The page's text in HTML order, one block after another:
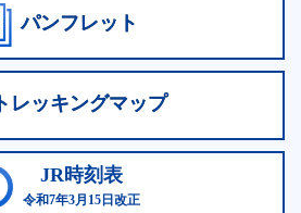
パンフレット
トレッキングマップ
JR時刻表
令和7年3月15日改正